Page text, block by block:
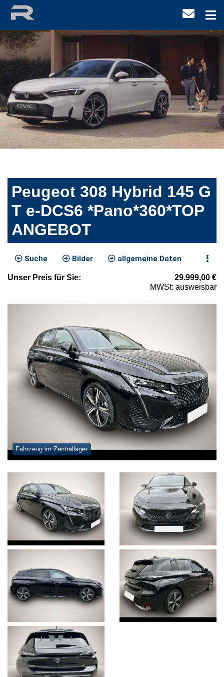
Peugeot 308 Hybrid 145 G
T e-DCS6 *Pano*360*TOP
ANGEBOT
Suche Bilder allgemeine Daten
Unser Preis für Sie: 29.999,00 €
MWSt: ausweisbar
Fahrzeug im Zentrallager